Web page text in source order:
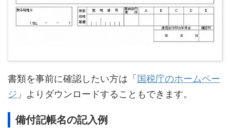
書類を事前に確認したい方は「 国税庁のホームペー
ジ 」よりダウンロードすることもできます。
備付記帳名の記入例